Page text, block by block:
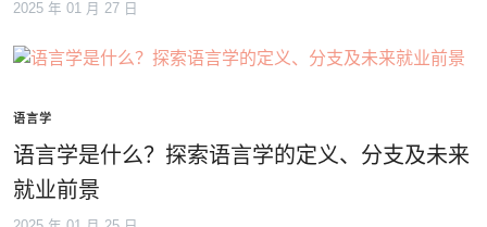
2025 年 01 月 27 日
语言学
语言学是什么？探索语言学的定义、分支及未来
就业前景